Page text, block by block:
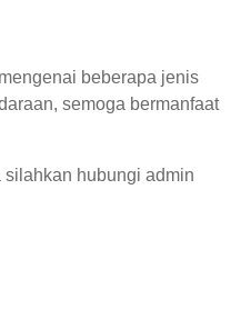
beberapa jenis
semoga bermanfaat
hubungi admin